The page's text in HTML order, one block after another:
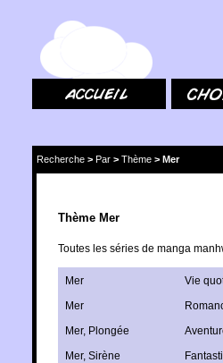
Recherche > Par > Thème > Mer
Thème Mer
Toutes les séries de manga
Mer Vie
Mer
Mer, Plongée
Mer, Sirène